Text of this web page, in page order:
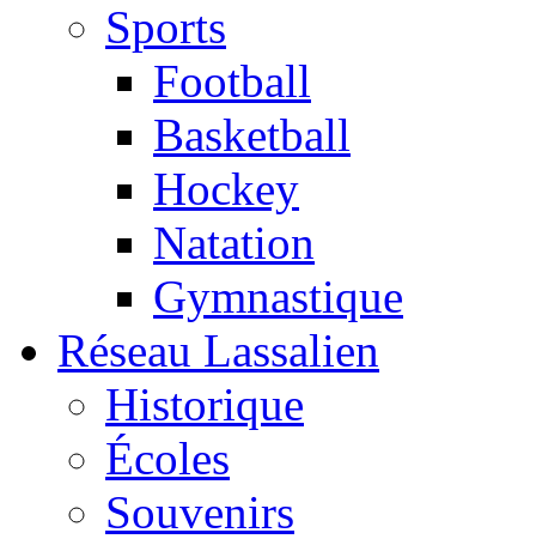
Sports
Football
Basketball
Hockey
Natation
Gymnastique
Réseau Lassalien
Historique
Écoles
Souvenirs